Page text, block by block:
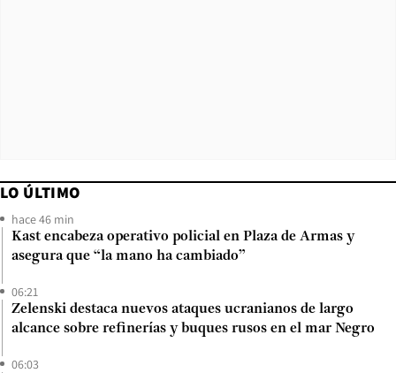
LO ÚLTIMO
hace 46 min
Kast encabeza operativo policial en Plaza de Armas y
asegura que “la mano ha cambiado”
06:21
Zelenski destaca nuevos ataques ucranianos de largo
alcance sobre refinerías y buques rusos en el mar Negro
06:03